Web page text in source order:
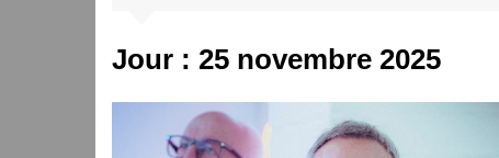
Jour : 25 novembre 2025